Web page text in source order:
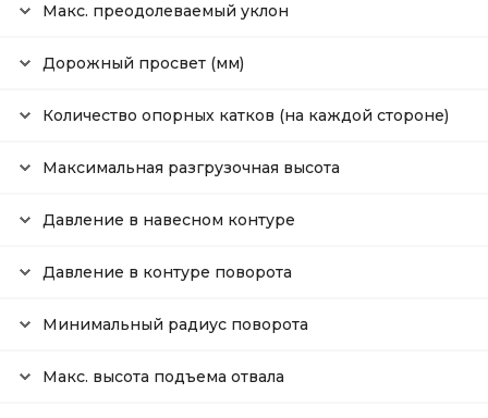
Макс. преодолеваемый уклон
Дорожный просвет (мм)
Количество опорных катков (на каждой стороне)
Максимальная разгрузочная высота
Давление в навесном контуре
Давление в контуре поворота
Минимальный радиус поворота
Макс. высота подъема отвала